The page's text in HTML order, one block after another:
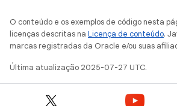
O conteúdo e os exemplos de código nesta
licenças descritas na Licença de conteúdo.
marcas registradas da Oracle e/ou suas
Última atualização 2025-07-27 UTC.